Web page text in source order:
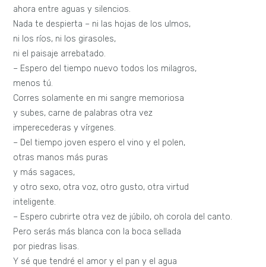
ahora entre aguas y silencios.
Nada te despierta – ni las hojas de los ulmos,
ni los ríos, ni los girasoles,
ni el paisaje arrebatado.
– Espero del tiempo nuevo todos los milagros,
menos tú.
Corres solamente en mi sangre memoriosa
y subes, carne de palabras otra vez
imperecederas y vírgenes.
– Del tiempo joven espero el vino y el polen,
otras manos más puras
y más sagaces,
y otro sexo, otra voz, otro gusto, otra virtud
inteligente.
– Espero cubrirte otra vez de júbilo, oh corola del canto.
Pero serás más blanca con la boca sellada
por piedras lisas.
Y sé que tendré el amor y el pan y el agua